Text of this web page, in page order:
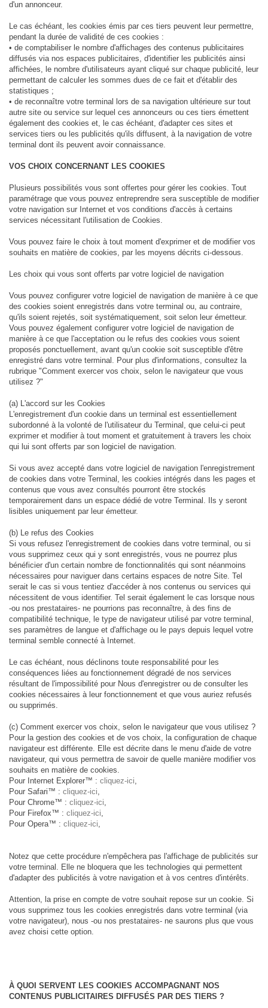
d'un annonceur.
Le cas échéant, les cookies émis par ces tiers peuvent leur permettre,
pendant la durée de validité de ces cookies :
• de comptabiliser le nombre d'affichages des contenus publicitaires
diffusés via nos espaces publicitaires, d'identifier les publicités ainsi
affichées, le nombre d'utilisateurs ayant cliqué sur chaque publicité, leur
permettant de calculer les sommes dues de ce fait et d'établir des
statistiques ;
• de reconnaître votre terminal lors de sa navigation ultérieure sur tout
autre site ou service sur lequel ces annonceurs ou ces tiers émettent
également des cookies et, le cas échéant, d'adapter ces sites et
services tiers ou les publicités qu'ils diffusent, à la navigation de votre
terminal dont ils peuvent avoir connaissance.
VOS CHOIX CONCERNANT LES COOKIES
Plusieurs possibilités vous sont offertes pour gérer les cookies. Tout
paramétrage que vous pouvez entreprendre sera susceptible de modifier
votre navigation sur Internet et vos conditions d'accès à certains
services nécessitant l'utilisation de Cookies.
Vous pouvez faire le choix à tout moment d'exprimer et de modifier vos
souhaits en matière de cookies, par les moyens décrits ci-dessous.
Les choix qui vous sont offerts par votre logiciel de navigation
Vous pouvez configurer votre logiciel de navigation de manière à ce que
des cookies soient enregistrés dans votre terminal ou, au contraire,
qu'ils soient rejetés, soit systématiquement, soit selon leur émetteur.
Vous pouvez également configurer votre logiciel de navigation de
manière à ce que l'acceptation ou le refus des cookies vous soient
proposés ponctuellement, avant qu'un cookie soit susceptible d'être
enregistré dans votre terminal. Pour plus d'informations, consultez la
rubrique "Comment exercer vos choix, selon le navigateur que vous
utilisez ?"
(a) L'accord sur les Cookies
L'enregistrement d'un cookie dans un terminal est essentiellement
subordonné à la volonté de l'utilisateur du Terminal, que celui-ci peut
exprimer et modifier à tout moment et gratuitement à travers les choix
qui lui sont offerts par son logiciel de navigation.
Si vous avez accepté dans votre logiciel de navigation l'enregistrement
de cookies dans votre Terminal, les cookies intégrés dans les pages et
contenus que vous avez consultés pourront être stockés
temporairement dans un espace dédié de votre Terminal. Ils y seront
lisibles uniquement par leur émetteur.
(b) Le refus des Cookies
Si vous refusez l'enregistrement de cookies dans votre terminal, ou si
vous supprimez ceux qui y sont enregistrés, vous ne pourrez plus
bénéficier d'un certain nombre de fonctionnalités qui sont néanmoins
nécessaires pour naviguer dans certains espaces de notre Site. Tel
serait le cas si vous tentiez d'accéder à nos contenus ou services qui
nécessitent de vous identifier. Tel serait également le cas lorsque nous
-ou nos prestataires- ne pourrions pas reconnaître, à des fins de
compatibilité technique, le type de navigateur utilisé par votre terminal,
ses paramètres de langue et d'affichage ou le pays depuis lequel votre
terminal semble connecté à Internet.
Le cas échéant, nous déclinons toute responsabilité pour les
conséquences liées au fonctionnement dégradé de nos services
résultant de l'impossibilité pour Nous d'enregistrer ou de consulter les
cookies nécessaires à leur fonctionnement et que vous auriez refusés
ou supprimés.
(c) Comment exercer vos choix, selon le navigateur que vous utilisez ?
Pour la gestion des cookies et de vos choix, la configuration de chaque
navigateur est différente. Elle est décrite dans le menu d'aide de votre
navigateur, qui vous permettra de savoir de quelle manière modifier vos
souhaits en matière de cookies.
Pour Internet Explorer™ : cliquez-ici
Pour Safari™ : cliquez-ici
Pour Chrome™ : cliquez-ici
Pour Firefox™ : cliquez-ici
Pour Opera™ : cliquez-ici
Notez que cette procédure n'empêchera pas l'affichage de publicités sur
votre terminal. Elle ne bloquera que les technologies qui permettent
d'adapter des publicités à votre navigation et à vos centres d'intérêts.
Attention, la prise en compte de votre souhait repose sur un cookie. Si
vous supprimez tous les cookies enregistrés dans votre terminal (via
votre navigateur), nous -ou nos prestataires- ne saurons plus que vous
avez choisi cette option.
À QUOI SERVENT LES COOKIES ACCOMPAGNANT NOS
CONTENUS PUBLICITAIRES DIFFUSÉS PAR DES TIERS ?